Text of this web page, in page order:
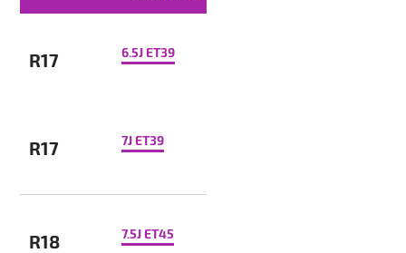
R17 6.5J ET39
R17 7J ET39
R18 7.5J ET45